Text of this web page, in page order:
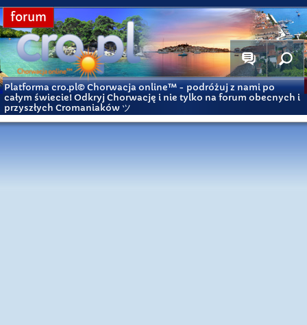
forum
Platforma cro.pl© Chorwacja online™ - podróżuj z nami po
całym świecie! Odkryj Chorwację i nie tylko na forum obecnych i
przyszłych Cromaniaków ツ